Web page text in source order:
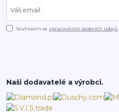
Souhlasím se zpracováním osobních údajů
Naši dodavatelé a výrobci.